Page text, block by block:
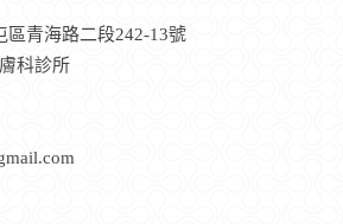
區青海路二段242-13號
科診所